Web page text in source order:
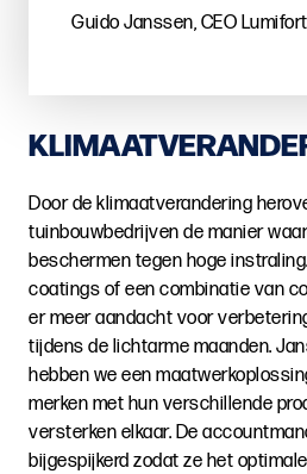
Guido Janssen, CEO
Door de klimaatverandering
tuinbouwbedrijven de manier
beschermen tegen hoge
coatings of een combinatie van
er meer aandacht voor
tijdens de lichtarme maanden.
hebben we een
merken met hun verschillende
versterken elkaar. De
bijgespijkerd zodat ze het